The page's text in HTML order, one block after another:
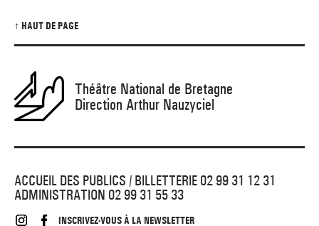
↑ HAUT DE PAGE
Théâtre National de Bretagne
Direction Arthur Nauzyciel
ACCUEIL DES PUBLICS / BILLETTERIE 02 99 31 12 31
ADMINISTRATION 02 99 31 55 33
INSCRIVEZ-VOUS À LA NEWSLETTER